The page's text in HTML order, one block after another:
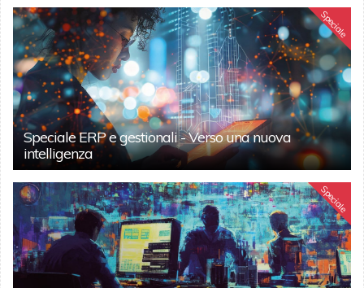
Speciale
Speciale ERP e gestionali - Verso una nuova
intelligenza
Speciale